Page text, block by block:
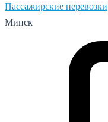
Пассажирские перевозки
Минск